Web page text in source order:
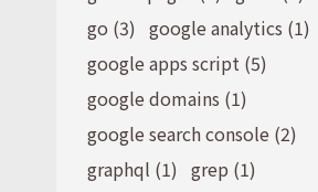
go (3) google analytics (1)
google apps script (5)
google domains (1)
google search console (2)
graphql (1) grep (1)